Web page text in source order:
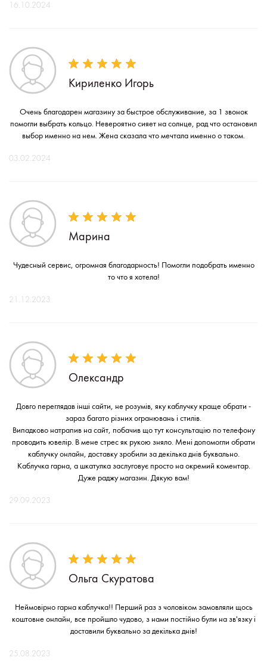
16.10.2024
Кириленко Игорь
Очень благодарен магазину за быстрое обслуживание, за 1 звонок
помогли выбрать кольцо. Невероятно сияет на солнце, рад что остановил
выбор именно на нем. Жена сказала что мечтала именно о таком.
03.02.2024
Марина
Чудесный сервис, огромная благодарность! Помогли подобрать именно
то что я хотела!
21.12.2023
Олександр
Довго переглядав інші сайти, не розумів, яку каблучку краще обрати -
зараз багато різних огранювань і стилів.
Випадково натрапив на сайт, побачив що тут консультацію по телефону
проводить ювелір. В мене стрес як рукою зняло. Мені допомогли обрати
каблучку онлайн, доставку зробили за декілька днів буквально.
Каблучка гарна, а шкатулка заслуговує просто на окремий коментар.
Дуже раджу магазин. Дякую вам!
29.09.2023
Ольга Скуратова
Неймовірно гарна каблучка!! Перший раз з чоловіком замовляли щось
коштовне онлайн, все пройшло чудово, з нами постійно були на зв'язку і
доставили буквально за декілька днів!
25.08.2023